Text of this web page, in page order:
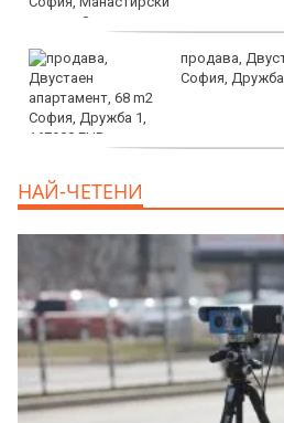
продава,
София, Дружба
НАЙ-ЧЕТЕНИ